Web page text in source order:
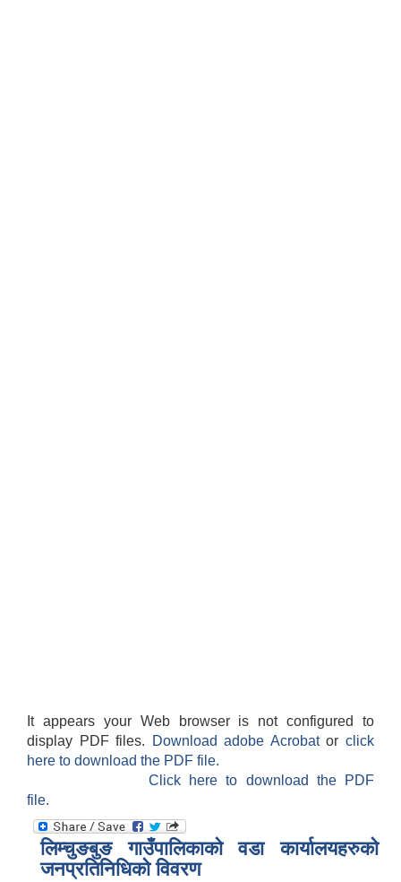
It appears your Web browser is not configured to
display PDF files.
Download adobe Acrobatorclick
here to download the PDF file.
Click here to download the PDF
file.
लिम्चुङबुङ गाउँपालिकाकाे वडा कार्यालयहरुकाे
जनप्रतिनिधिकाे विवरण